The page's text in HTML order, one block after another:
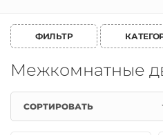
ФИЛЬТР
Межкомнатные
СОРТИРОВАТЬ